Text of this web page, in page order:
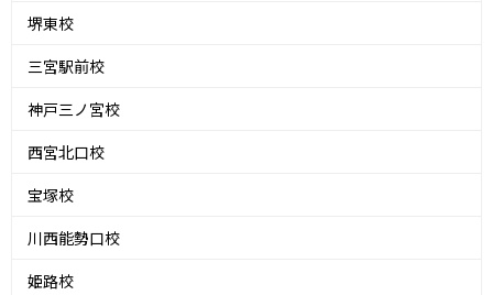
堺東校
三宮駅前校
神戸三ノ宮校
西宮北口校
宝塚校
川西能勢口校
姫路校